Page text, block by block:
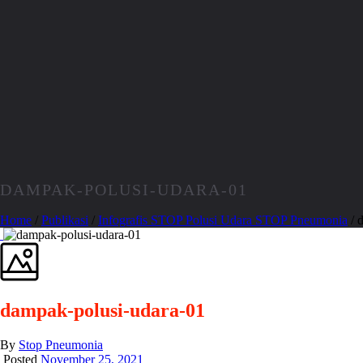
DAMPAK-POLUSI-UDARA-01
Home / Publikasi / Infografis STOP Polusi Udara STOP Pneumonia /
dampak-polusi-udara-01
By Stop Pneumonia
Posted November 25, 2021